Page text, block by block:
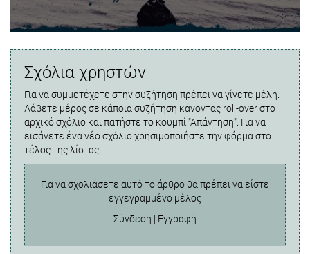
Σχόλια χρηστών
Για να συμμετέχετε στην συζήτηση πρέπει να γίνετε μέλη.
Λάβετε μέρος σε κάποια συζήτηση κάνοντας roll-over στο
αρχικό σχόλιο και πατήστε το κουμπί "Απάντηση". Για να
εισάγετε ένα νέο σχόλιο χρησιμοποιήστε την φόρμα στο
τέλος της λίστας.
Για να σχολιάσετε αυτό το άρθρο θα πρέπει να είστε
εγγεγραμμένο μέλος
Σύνδεση | Εγγραφή